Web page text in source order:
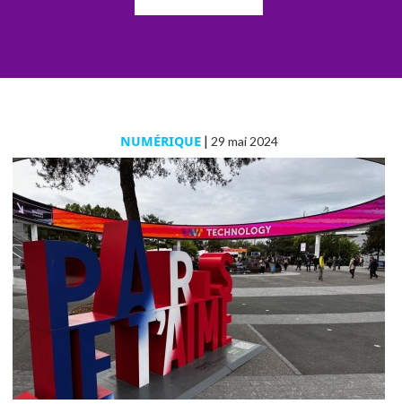
NUMÉRIQUE| 29 mai 2024